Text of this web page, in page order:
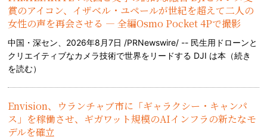
賞のアイコン、イザベル・ユペールが世紀を超えて二人の
女性の声を再会させる — 全編Osmo Pocket 4Pで撮影
中国・深セン、2026年8月7日 /PRNewswire/ -- 民生用ドローンと
クリエイティブなカメラ技術で世界をリードする DJI は本（続き
を読む）
Envision、ウランチャブ市に「ギャラクシー・キャンパ
ス」を稼働させ、ギガワット規模のAIインフラの新たなモ
デルを確立